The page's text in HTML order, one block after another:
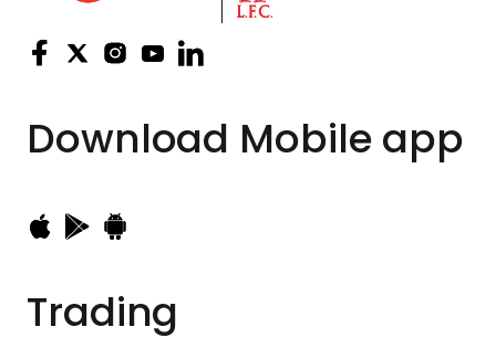
Download Mobile app
Trading